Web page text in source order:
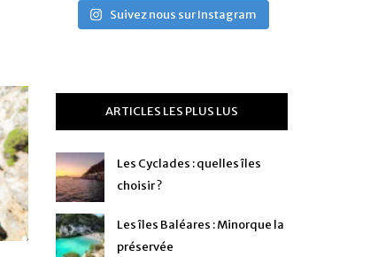
Suivez nous sur Instagram
ARTICLES LES PLUS LUS
Les Cyclades : quelles îles
choisir ?
Les îles Baléares : Minorque la
préservée